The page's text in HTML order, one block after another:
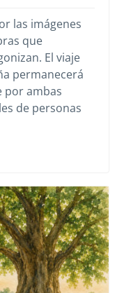
las imágenes
que
El viaje
permanecerá
por ambas
de personas